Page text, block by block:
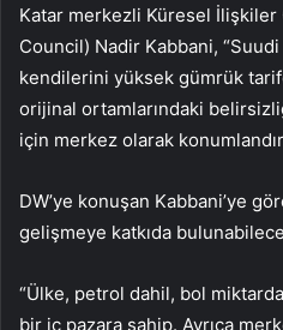
Katar merkezli Küresel İlişkiler
Council) Nadir Kabbani,
kendilerini yüksek gümrük
orijinal ortamlarındaki
için merkez olarak
DW’ye konuşan Kabbani’ye
gelişmeye katkıda
“Ülke, petrol dahil, bol
bir iç pazara sahip. Ayrıca